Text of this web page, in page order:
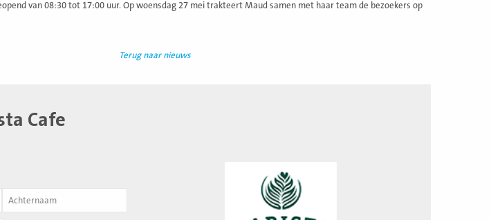
van 08:30 tot 17:00 uur. Op woensdag 27 mei trakteert Maud samen met haar team de bezoekers op
Terug naar nieuws
Cafe